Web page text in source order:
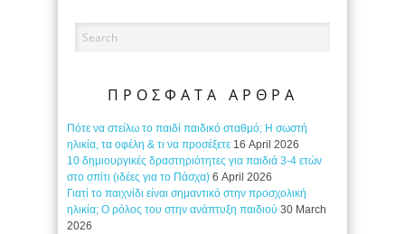
ΠΡΟΣΦΑΤΑ ΑΡΘΡΑ
Πότε να στείλω το παιδί παιδικό σταθμό; Η σωστή
ηλικία, τα οφέλη & τι να προσέξετε 16 April 2026
10 δημιουργικές δραστηριότητες για παιδιά 3-4 ετών
στο σπίτι (ιδέες για το Πάσχα) 6 April 2026
Γιατί το παιχνίδι είναι σημαντικό στην προσχολική
ηλικία; Ο ρόλος του στην ανάπτυξη παιδιού 30 March
2026